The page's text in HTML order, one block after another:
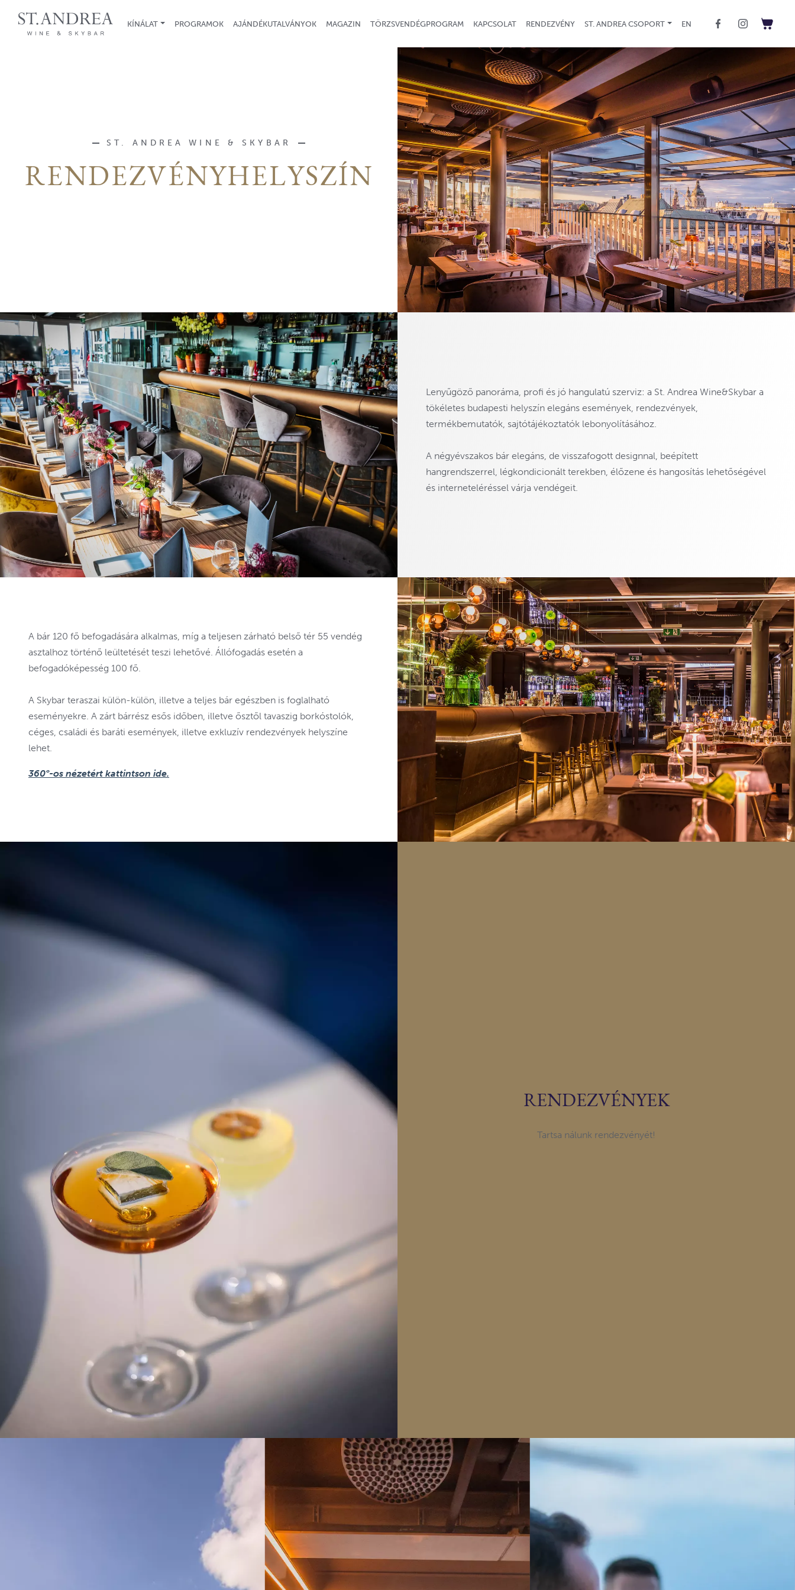
KÍNÁLAT PROGRAMOK AJÁNDÉKUTALVÁNYOK MAGAZIN TÖRZSVENDÉGPROGRAM KAPCSOLAT RENDEZVÉNY(JELENLEGI)
ST. ANDREA CSOPORT EN
ST. ANDREA WINE & SKYBAR
RENDEZVÉNYHELYSZÍN
Lenyűgöző panoráma, profi és jó hangulatú szerviz: a St. Andrea Wine&Skybar a
tökéletes budapesti helyszín elegáns események, rendezvények,
termékbemutatók, sajtótájékoztatók lebonyolításához.
A négyévszakos bár elegáns, de visszafogott designnal, beépített
hangrendszerrel, légkondicionált terekben, élőzene és hangosítás lehetőségével
és interneteléréssel várja vendégeit.
A bár 120 fő befogadására alkalmas, míg a teljesen zárható belső tér 55 vendég
asztalhoz történő leültetését teszi lehetővé. Állófogadás esetén a
befogadóképesség 100 fő.
A Skybar teraszai külön-külön, illetve a teljes bár egészben is foglalható
eseményekre. A zárt bárrész esős időben, illetve ősztől tavaszig borkóstolók,
céges, családi és baráti események, illetve exkluzív rendezvények helyszíne
lehet.
360°-os nézetért kattintson ide.
RENDEZVÉNYEK
Tartsa nálunk rendezvényét!